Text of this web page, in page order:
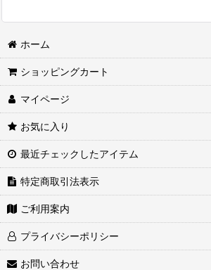
ホーム
ショッピングカート
マイページ
お気に入り
最近チェックしたアイテム
特定商取引法表示
ご利用案内
プライバシーポリシー
お問い合わせ